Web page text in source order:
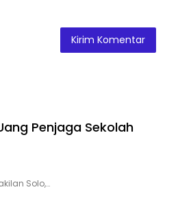
Penjaga Sekolah
Solo,…